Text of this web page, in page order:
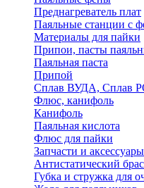
Преднагреватель плат
Паяльные станции с
Материалы для пайки
Припои, пасты
Паяльная паста
Припой
Сплав ВУДА, Сплав
Флюс, канифоль
Канифоль
Паяльная кислота
Флюс для пайки
Запчасти и
Антистатический
Губка и стружка для